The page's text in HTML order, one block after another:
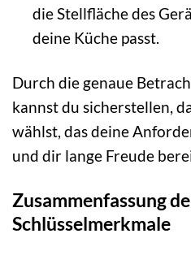
die Stellfläche des
deine Küche passt.
Durch die genaue
kannst du sicherstellen,
wählst, das deine
und dir lange Freude
Zusammenfassung
Schlüsselmerkmale